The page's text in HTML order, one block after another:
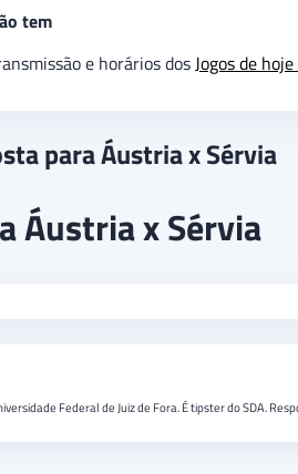
tem
e horários dosJogos de
para Áustria x Sérvia
Áustria x Sérvia
Federal de Juiz de Fora. É tipster do SDA.